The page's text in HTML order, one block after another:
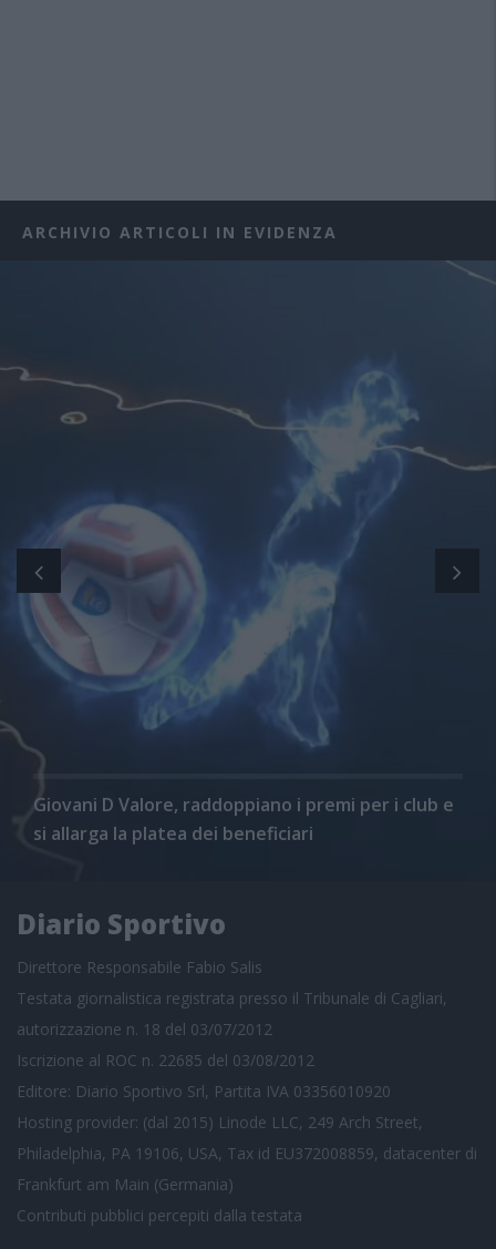
ARCHIVIO ARTICOLI IN EVIDENZA
Giovani D Valore, raddoppiano i premi per i club e
si allarga la platea dei beneficiari
Diario Sportivo
Direttore Responsabile Fabio Salis
Testata giornalistica registrata presso il Tribunale di Cagliari,
autorizzazione n. 18 del 03/07/2012
Iscrizione al ROC n. 22685 del 03/08/2012
Editore: Diario Sportivo Srl, Partita IVA 03356010920
Hosting provider: (dal 2015) Linode LLC, 249 Arch Street,
Philadelphia, PA 19106, USA, Tax id EU372008859, datacenter di
Frankfurt am Main (Germania)
Contributi pubblici percepiti dalla testata